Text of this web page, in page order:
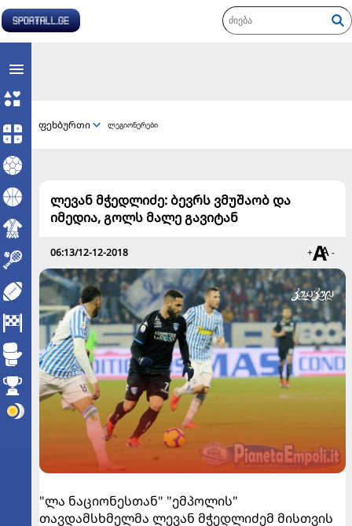
ფეხბურთი ლეგიონერები
ლევან მჭედლიძე: ბევრს ვმუშაობ და
იმედია, გოლს მალე გავიტან
06:13/12-12-2018 + -
"ლა ნაციონესთან" "ემპოლის"
თავდამსხმელმა ლევან მჭედლიძემ მისთვის